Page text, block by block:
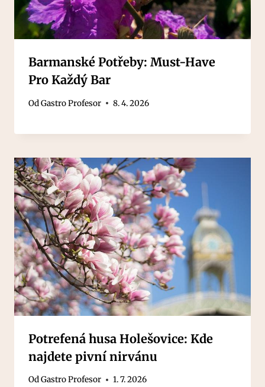
Barmanské Potřeby: Must-Have
Pro Každý Bar
OdGastro Profesor 8. 4. 2026
Potrefená husa Holešovice: Kde
najdete pivní nirvánu
OdGastro Profesor 1. 7. 2026